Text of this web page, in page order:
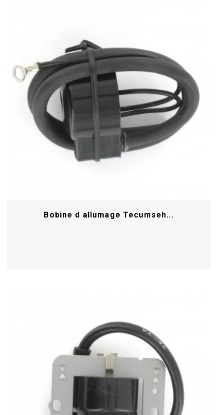
Bobine d allumage Tecumseh...